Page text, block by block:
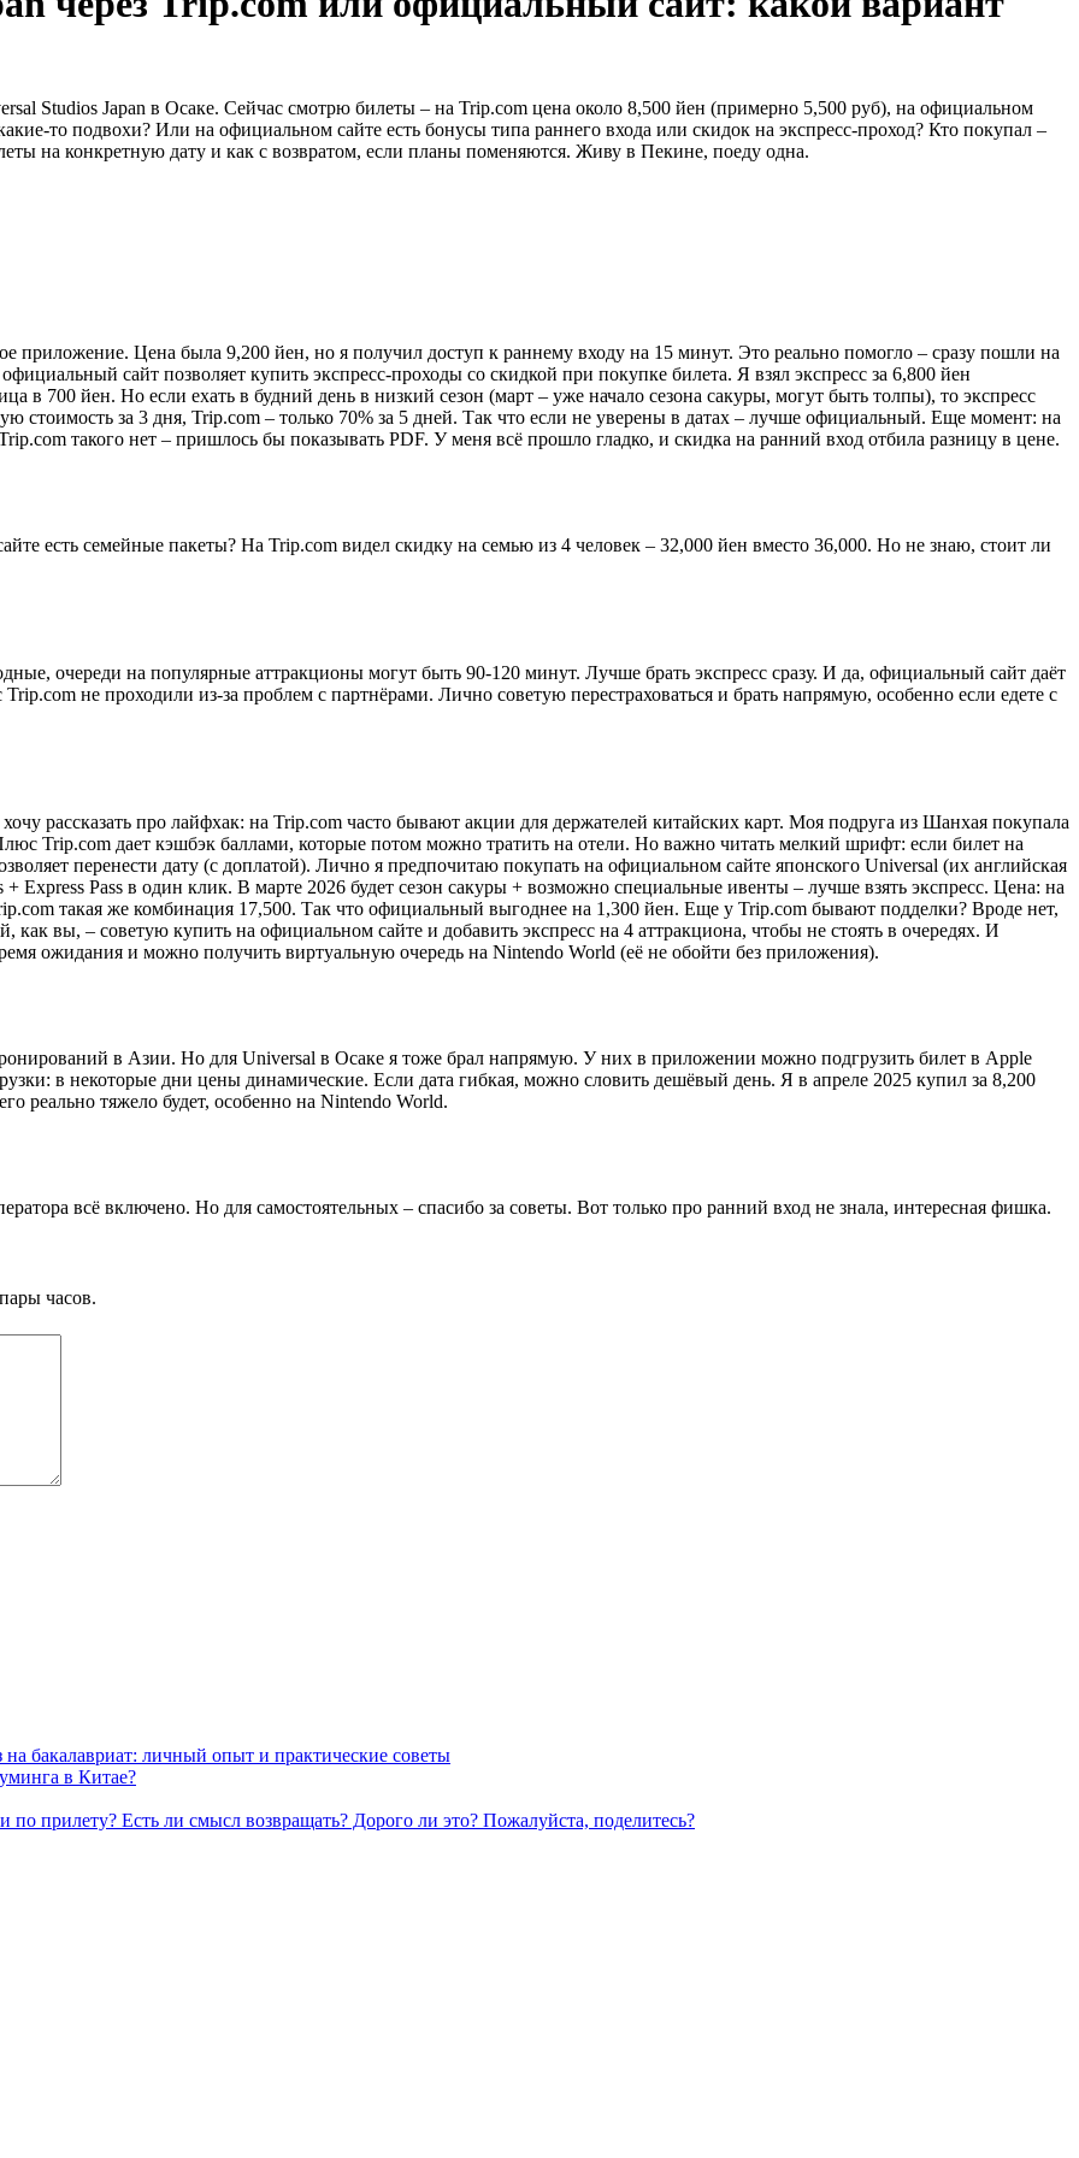
Studios Japan в Осаке. Сейчас смотрю билеты – на Trip.com цена около 8,500 йен (примерно 5,500 руб), на официальном
то подвохи? Или на официальном сайте есть бонусы типа раннего входа или скидок на экспресс-проход? Кто покупал –
на конкретную дату и как с возвратом, если планы поменяются. Живу в Пекине, поеду одна.
приложение. Цена была 9,200 йен, но я получил доступ к раннему входу на 15 минут. Это реально помогло – сразу пошли на
сайт позволяет купить экспресс-проходы со скидкой при покупке билета. Я взял экспресс за 6,800 йен
в 700 йен. Но если ехать в будний день в низкий сезон (март – уже начало сезона сакуры, могут быть толпы), то экспресс
стоимость за 3 дня, Trip.com – только 70% за 5 дней. Так что если не уверены в датах – лучше официальный. Еще момент: на
такого нет – пришлось бы показывать PDF. У меня всё прошло гладко, и скидка на ранний вход отбила разницу в цене.
есть семейные пакеты? На Trip.com видел скидку на семью из 4 человек – 32,000 йен вместо 36,000. Но не знаю, стоит ли
очереди на популярные аттракционы могут быть 90-120 минут. Лучше брать экспресс сразу. И да, официальный сайт даёт
не проходили из-за проблем с партнёрами. Лично советую перестраховаться и брать напрямую, особенно если едете с
рассказать про лайфхак: на Trip.com часто бывают акции для держателей китайских карт. Моя подруга из Шанхая покупала
Trip.com дает кэшбэк баллами, которые потом можно тратить на отели. Но важно читать мелкий шрифт: если билет на
перенести дату (с доплатой). Лично я предпочитаю покупать на официальном сайте японского Universal (их английская
Express Pass в один клик. В марте 2026 будет сезон сакуры + возможно специальные ивенты – лучше взять экспресс. Цена: на
такая же комбинация 17,500. Так что официальный выгоднее на 1,300 йен. Еще у Trip.com бывают подделки? Вроде нет,
вы, – советую купить на официальном сайте и добавить экспресс на 4 аттракциона, чтобы не стоять в очередях. И
ожидания и можно получить виртуальную очередь на Nintendo World (её не обойти без приложения).
в Азии. Но для Universal в Осаке я тоже брал напрямую. У них в приложении можно подгрузить билет в Apple
в некоторые дни цены динамические. Если дата гибкая, можно словить дешёвый день. Я в апреле 2025 купил за 8,200
реально тяжело будет, особенно на Nintendo World.
всё включено. Но для самостоятельных – спасибо за советы. Вот только про ранний вход не знала, интересная фишка.
часов.
бакалавриат: личный опыт и практические советы
в Китае?
прилету? Есть ли смысл возвращать? Дорого ли это? Пожалуйста, поделитесь?